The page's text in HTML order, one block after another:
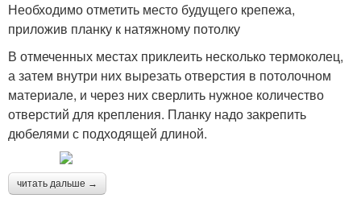
Необходимо отметить место будущего крепежа,
приложив планку к натяжному потолку
В отмеченных местах приклеить несколько термоколец,
а затем внутри них вырезать отверстия в потолочном
материале, и через них сверлить нужное количество
отверстий для крепления. Планку надо закрепить
дюбелями с подходящей длиной.
читать дальше →